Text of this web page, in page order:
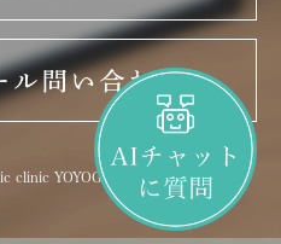
clinic YOYOGIUEHARA.